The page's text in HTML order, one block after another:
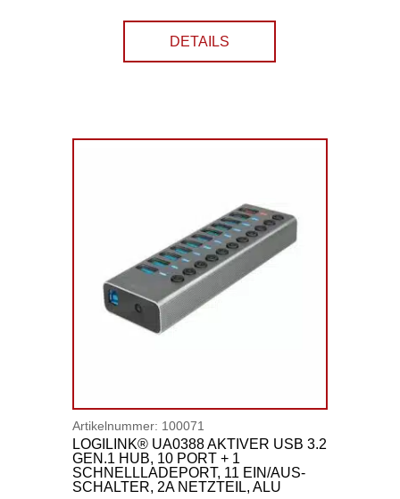
DETAILS
Artikelnummer: 100071
LOGILINK® UA0388 AKTIVER USB 3.2
GEN.1 HUB, 10 PORT + 1
SCHNELLLADEPORT, 11 EIN/AUS-
SCHALTER, 2A NETZTEIL, ALU